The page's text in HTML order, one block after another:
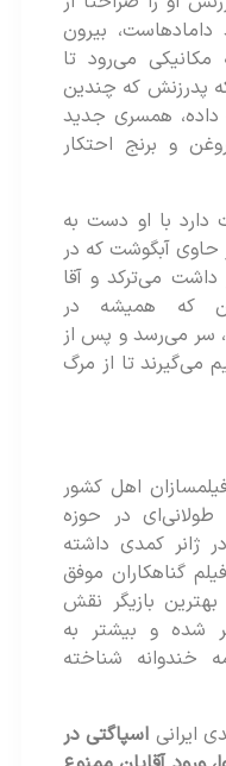
بیرون
می‌رود تا
که چندین
همسری جدید
احتکار
با او دست به
آبگوشت که در
می‌ترکد و آقا
همیشه در
و پس از
تا از مرگ
اهل کشور
در حوزه
کمدی داشته
موفق
بازیگر نقش
و بیشتر به
شناخته
اسپاگتی در